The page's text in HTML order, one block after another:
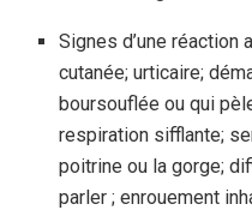
Signes d’une réaction
cutanée; urticaire;
boursouflée ou qui
respiration sifflante;
poitrine ou la gorge;
parler ; enrouement